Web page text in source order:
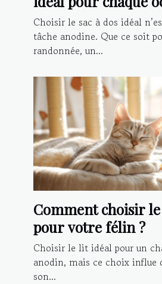
Choisir le sac à dos idéal
tâche anodine. Que ce soit
randonnée, un...
Comment choisir
pour votre félin ?
Choisir le lit idéal pour un
anodin, mais ce choix influe
son...